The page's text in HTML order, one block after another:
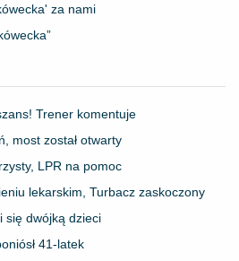
za nami
Trener komentuje
most został otwarty
LPR na pomoc
lekarskim, Turbacz zaskoczony
się dwójką dzieci
41-latek